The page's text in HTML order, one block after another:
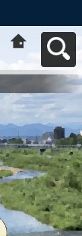
応援ｻｲﾄ はち
ミねっとへ戻